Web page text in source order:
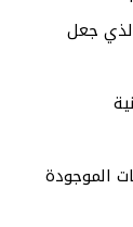
جعل
الموجودة